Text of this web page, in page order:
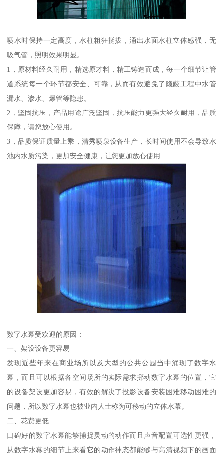
喷水时保持一定高度，水柱粗狂挺拔，涌出水面水柱立体感强，无
吸气管，照明效果明显。
1，原材料经久耐用，精选原才料，精工铸造而成，每一个细节让管
道系统每一个环节都安全、可靠，从而有效避免了隐蔽工程中水管
漏水、渗水、爆管等隐患。
2，坚固抗压，产品用途广泛坚固，抗压能力更强大经久耐用，品质
保障，请您放心使用。
3，品质保证质量上乘，清秀喷泉设备生产，长时间使用不会导致水
池内水质污染，更加安全健康，让您更加放心使用
数字水幕受欢迎的原因：
一、架设设备更容易
发现近些年来在商业场所以及大型的公共公园当中涌现了数字水
幕，而且可以根据各空间场所的实际需求挪动数字水幕的位置，它
的设备架设更加容易，有效的解决了投影设备安装困难移动困难的
问题，所以数字水幕也被业内人士称为可移动的立体水幕。
二、花费更低
口碑好的数字水幕能够捕捉灵动的动作而且声音配置可选性更强，
从数字水幕的细节上来看它的动作神态都能够与高清视频下的画面